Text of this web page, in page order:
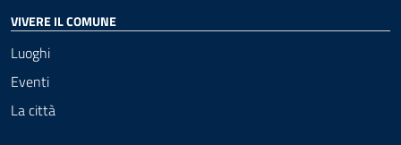
VIVERE IL COMUNE
Luoghi
Eventi
La città